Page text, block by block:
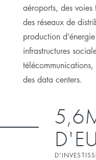
aéroports, des voies
des réseaux de
production
infrastructures
des data centers.